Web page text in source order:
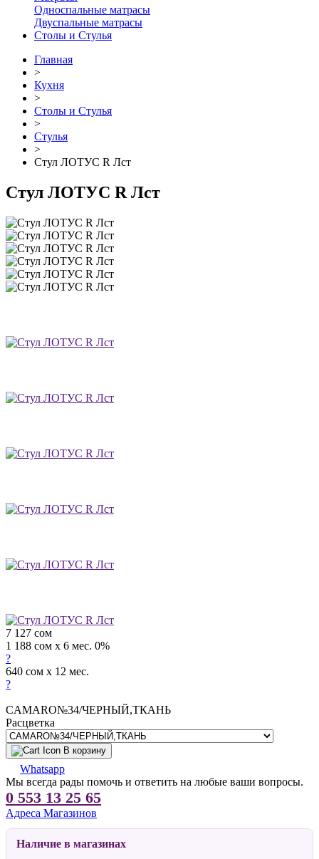
Односпальные матрасы
Двуспальные матрасы
Столы и Стулья
Главная
>
Кухня
>
Столы и Стулья
>
Стулья
>
Стул ЛОТУС R Лст
Стул ЛОТУС R Лст
7 127 сом
1 188 сом x 6 мес. 0%
?
640 сом x 12 мес.
?
CAMARO№34/ЧЕРНЫЙ,ТКАНЬ
Расцветка
В корзину
Whatsapp
Мы всегда рады помочь и ответить на любые ваши вопросы.
0 553 13 25 65
Адреса Магазинов
Наличие в магазинах